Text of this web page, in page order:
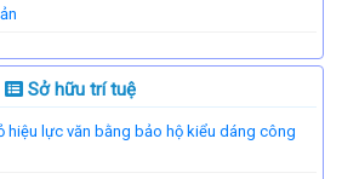
Sở hữu trí tuệ
hiệu lực văn bằng bảo hộ kiểu dáng công